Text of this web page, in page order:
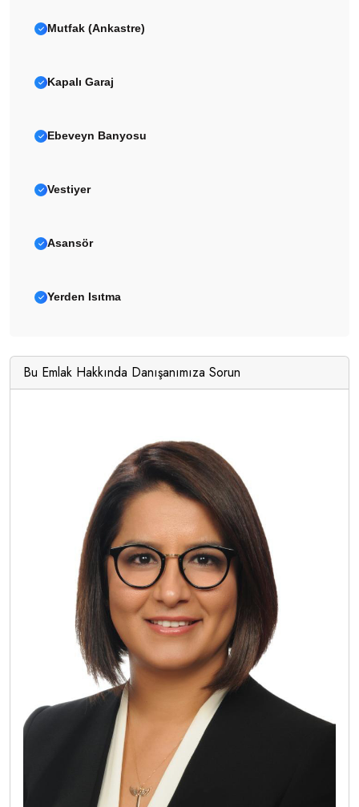
Mutfak (Ankastre)
Kapalı Garaj
Ebeveyn Banyosu
Vestiyer
Asansör
Yerden Isıtma
Bu Emlak Hakkında Danışanımıza Sorun